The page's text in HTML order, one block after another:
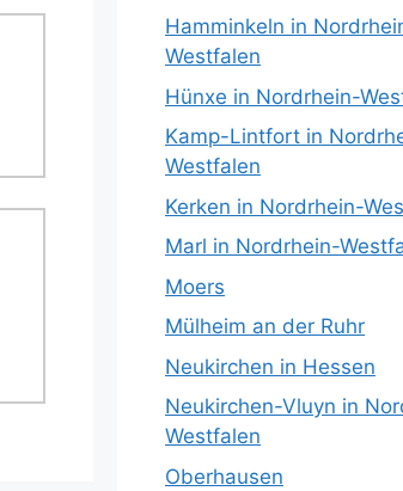
Hamminkeln in
Westfalen
Hünxe in Nordrhein-
Kamp-Lintfort in
Westfalen
Kerken in Nordrhein-
Marl in Nordrhein-
Moers
Mülheim an der Ruhr
Neukirchen in Hessen
Neukirchen-Vluyn in
Westfalen
Oberhausen